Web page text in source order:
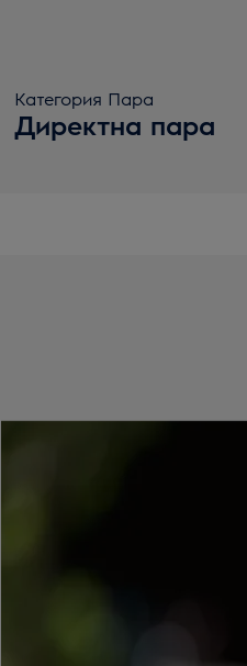
Категория Пара
Директна пара